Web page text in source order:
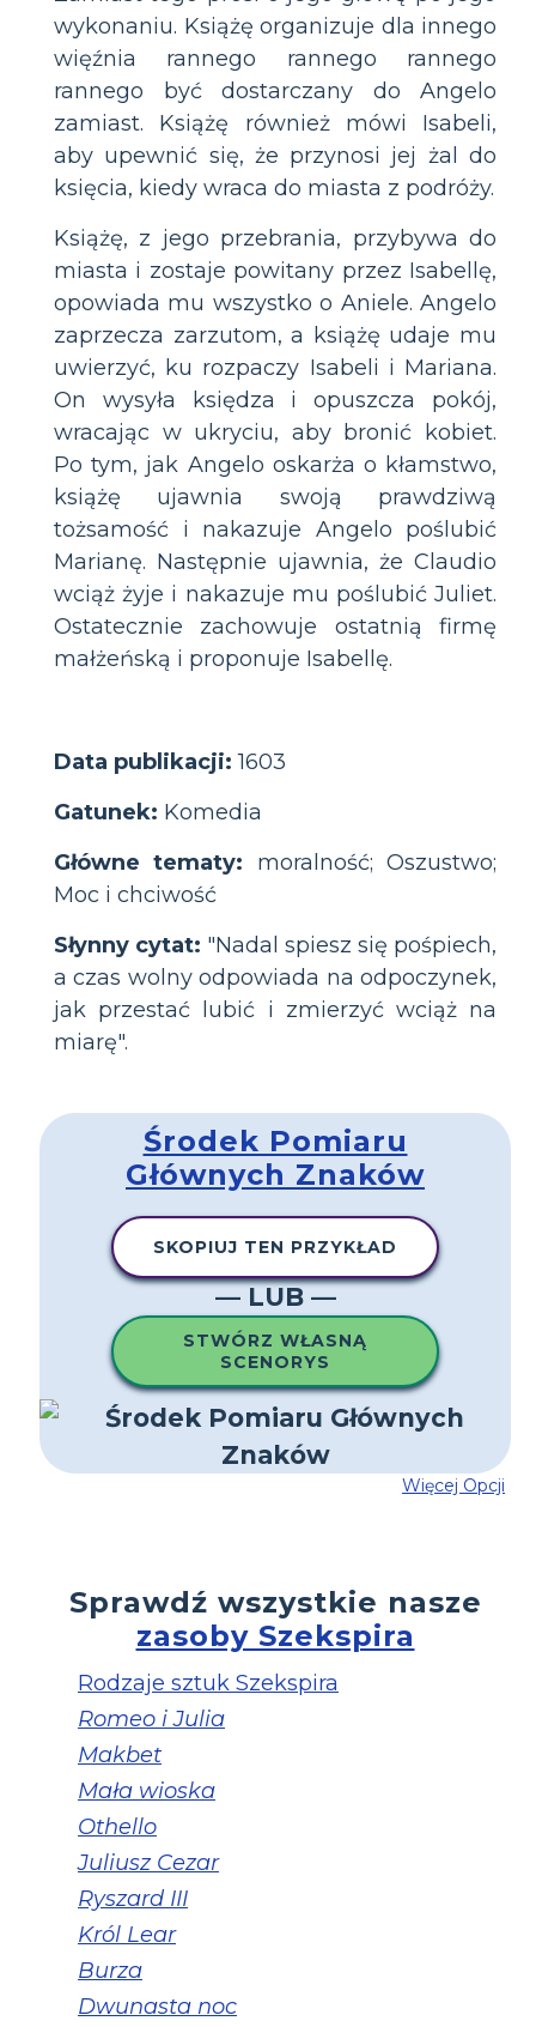
wykonaniu. Książę organizuje dla innego
więźnia rannego rannego rannego
rannego być dostarczany do Angelo
zamiast. Książę również mówi Isabeli,
aby upewnić się, że przynosi jej żal do
księcia, kiedy wraca do miasta z podróży.
Książę, z jego przebrania, przybywa do
miasta i zostaje powitany przez Isabellę,
opowiada mu wszystko o Aniele. Angelo
zaprzecza zarzutom, a książę udaje mu
uwierzyć, ku rozpaczy Isabeli i Mariana.
On wysyła księdza i opuszcza pokój,
wracając w ukryciu, aby bronić kobiet.
Po tym, jak Angelo oskarża o kłamstwo,
książę ujawnia swoją prawdziwą
tożsamość i nakazuje Angelo poślubić
Marianę. Następnie ujawnia, że ​​Claudio
wciąż żyje i nakazuje mu poślubić Juliet.
Ostatecznie zachowuje ostatnią firmę
małżeńską i proponuje Isabellę.
Data publikacji: 1603
Gatunek: Komedia
Główne tematy: moralność; Oszustwo;
Moc i chciwość
Słynny cytat: "Nadal spiesz się pośpiech,
a czas wolny odpowiada na odpoczynek,
jak przestać lubić i zmierzyć wciąż na
miarę".
Środek Pomiaru
Głównych Znaków
SKOPIUJ TEN PRZYKŁAD
— LUB —
STWÓRZ WŁASNĄ
SCENORYS
Więcej Opcji
Sprawdź wszystkie nasze
zasoby Szekspira
Rodzaje sztuk Szekspira
Romeo i Julia
Makbet
Mała wioska
Othello
Juliusz Cezar
Ryszard III
Król Lear
Burza
Dwunasta noc